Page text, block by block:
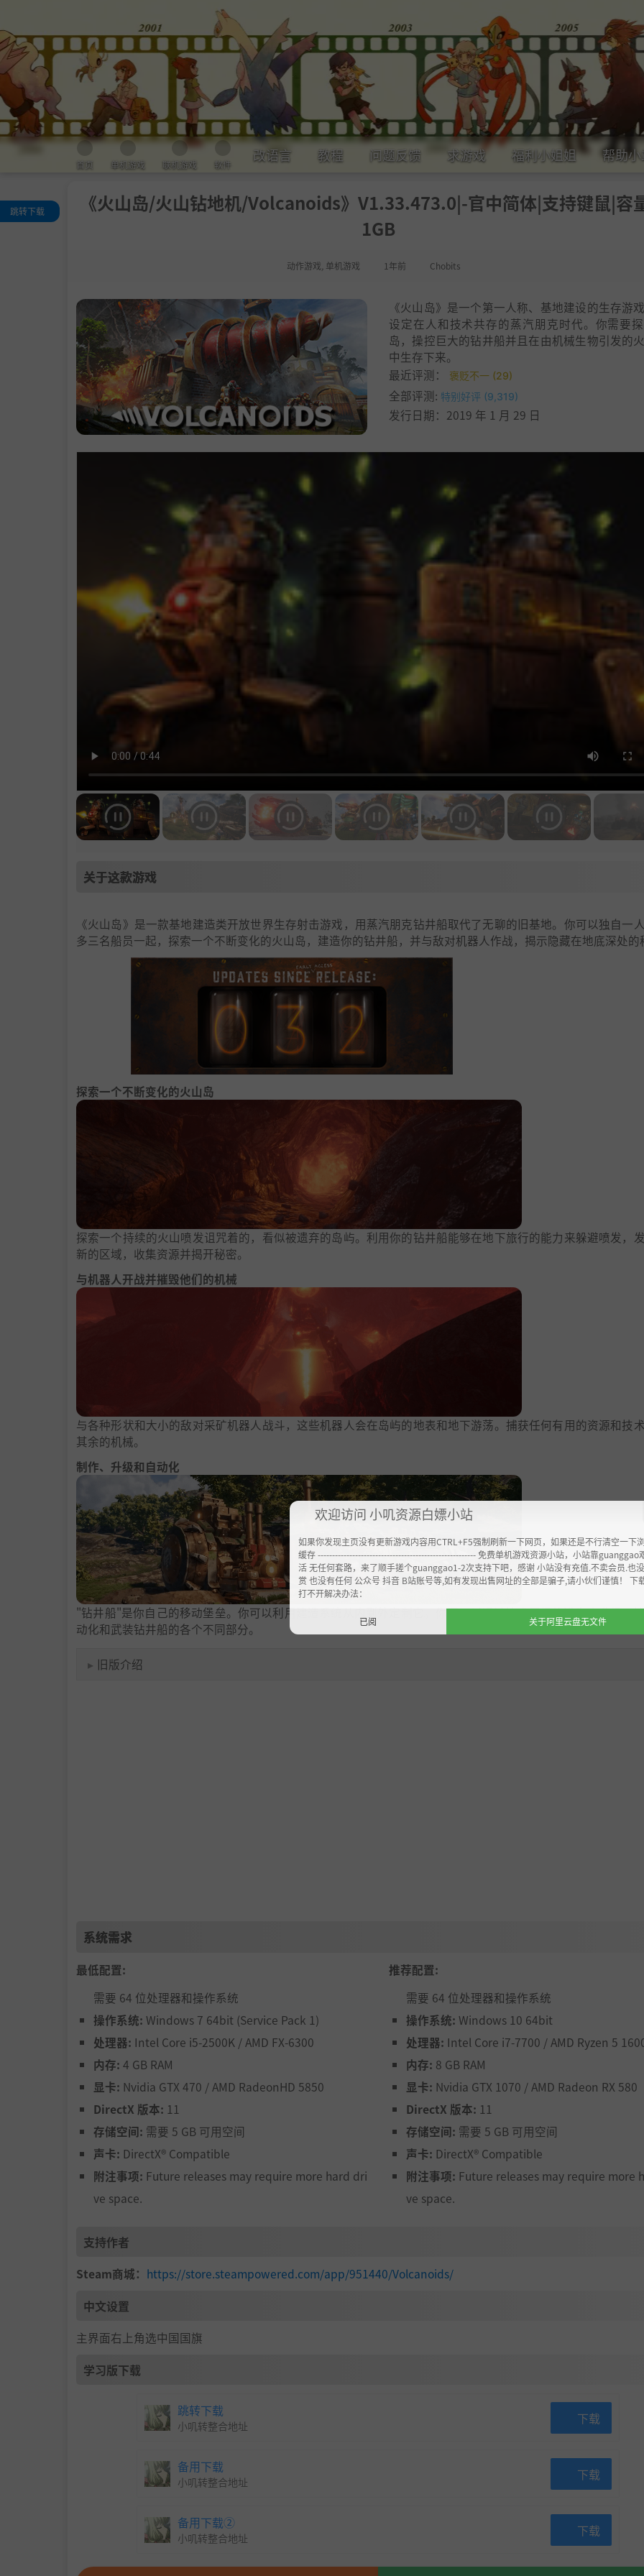
首页 单机游戏 联机游戏 软件
改语言 教程 问题反馈 求游戏 福利小姐姐 帮助
《火山岛/火山钻地机/Volcanoids》V1.33.473.0|-官中简体|支持键鼠|容
1GB
动作游戏 单机游戏 1年前 Chobits
跳转下载
《火山岛》是一个第一人称、基地建设的生存游
设定在人和技术共存的蒸汽朋克时代。你需要
岛，操控巨大的钻井船并且在由机械生物引发的
中生存下来。
最近评测：
褒贬不一 (29)
全部评测: 特别好评 (9,319)
发行日期：2019 年 1 月 29 日
关于这款游戏
《火山岛》是一款基地建造类开放世界生存射击游戏，用蒸汽朋克钻井船取代了无聊的旧基地。你可以独自一
多三名船员一起，探索一个不断变化的火山岛，建造你的钻井船，并与敌对机器人作战，揭示隐藏在地底深处的
探索一个不断变化的火山岛
探索一个持续的火山喷发诅咒着的，看似被遗弃的岛屿。利用你的钻井船能够在地下旅行的能力来躲避喷发，
新的区域，收集资源并揭开秘密。
与机器人开战并摧毁他们的机械
与各种形状和大小的敌对采矿机器人战斗，这些机器人会在岛屿的地表和地下游荡。捕获任何有用的资源和技
其余的机械。
制作、升级和自动化
"钻井船"是你自己的移动堡垒。你可以利用建造系统从内到外定制它。你还可以通过技术层级的进步来升级、
动化和武装钻井船的各个不同部分。
▸ 旧版介绍
系统需求
最低配置:
需要 64 位处理器和操作系统
操作系统: Windows 7 64bit (Service Pack 1)
处理器: Intel Core i5-2500K / AMD FX-6300
内存: 4 GB RAM
显卡: Nvidia GTX 470 / AMD RadeonHD 5850
DirectX 版本: 11
存储空间: 需要 5 GB 可用空间
声卡: DirectX® Compatible
附注事项: Future releases may require more hard dri
ve space.
推荐配置:
需要 64 位处理器和操作系统
操作系统: Windows 10 64bit
处理器: Intel Core i7-7700 / AMD Ryzen 5
内存: 8 GB RAM
显卡: Nvidia GTX 1070 / AMD Radeon RX 580
DirectX 版本: 11
存储空间: 需要 5 GB 可用空间
声卡: DirectX® Compatible
附注事项: Future releases may require more
ve space.
支持作者
Steam商城： https://store.steampowered.com/app/951440/Volcanoids/
中文设置
主界面右上角选中国国旗
学习版下载
跳转下载
小叽转整合地址 下载
备用下载
小叽转整合地址 下载
备用下载②
小叽转整合地址 下载
欢迎访问 小叽资源白嫖小站
如果你发现主页没有更新游戏内容用CTRL+F5强制刷新一下网页，如果还是不行清空一下
缓存 ------------------------------------------------------- 免费单机游戏资源小站，小站靠guanggao
活 无任何套路，来了顺手搓个guanggao1-2次支持下吧，感谢 小站没有充值.不卖会员.也
赏 也没有任何 公众号 抖音 B站账号等,如有发现出售网址的全部是骗子,请小伙们谨慎！ 下
打不开解决办法：
已阅 关于阿里云盘无文件